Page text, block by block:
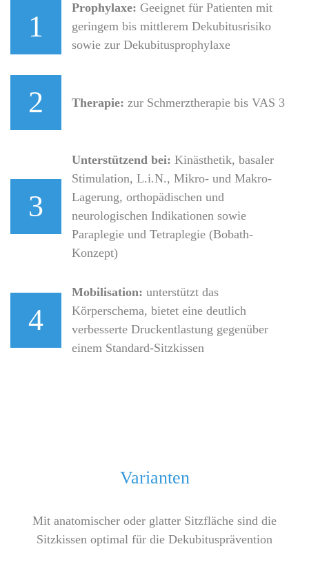
1
Prophylaxe: Geeignet für Patienten mit
geringem bis mittlerem Dekubitusrisiko
sowie zur Dekubitusprophylaxe
2 Therapie: zur Schmerztherapie bis VAS 3
3
Unterstützend bei: Kinästhetik, basaler
Stimulation, L.i.N., Mikro- und Makro-
Lagerung, orthopädischen und
neurologischen Indikationen sowie
Paraplegie und Tetraplegie (Bobath-
Konzept)
4
Mobilisation: unterstützt das
Körperschema, bietet eine deutlich
verbesserte Druckentlastung gegenüber
einem Standard-Sitzkissen
Varianten
Mit anatomischer oder glatter Sitzfläche sind die
Sitzkissen optimal für die Dekubitusprävention